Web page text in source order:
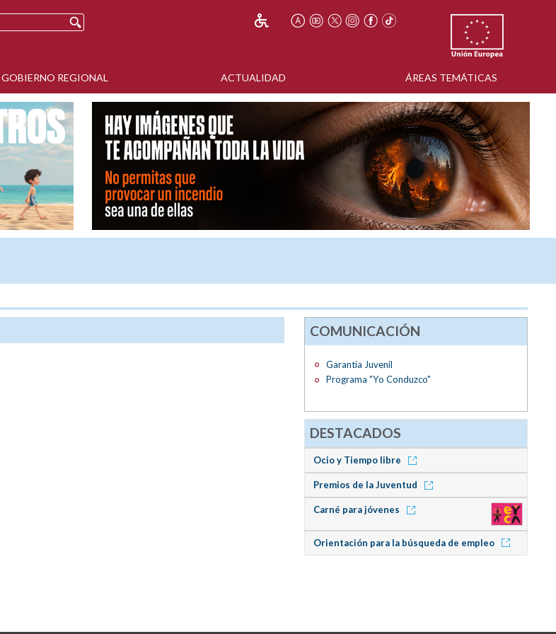
GOBIERNO REGIONAL ACTUALIDAD ÁREAS TEMÁTICAS
COMUNICACIÓN
Garantía Juvenil
Programa "Yo Conduzco"
DESTACADOS
Ocio y Tiempo libre
Premios de la Juventud
Carné para jóvenes
Orientación para la búsqueda de empleo